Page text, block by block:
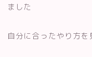
ました
自分に合ったやり方